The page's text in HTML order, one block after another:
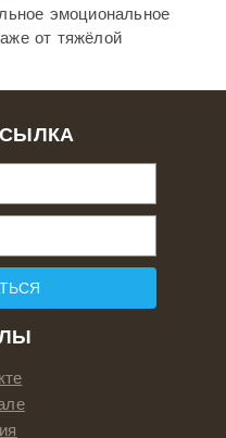
эмоциональное
от тяжёлой